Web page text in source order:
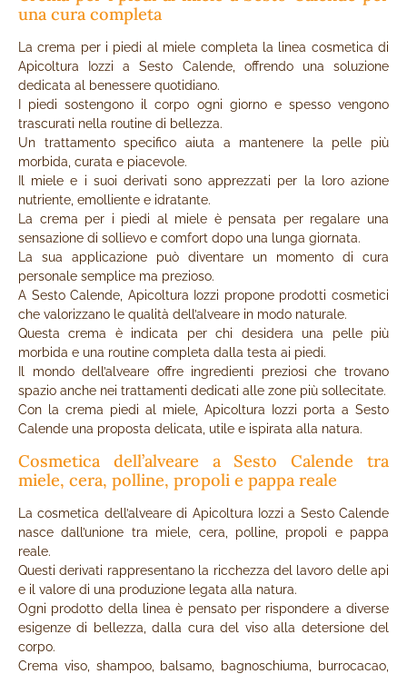
una cura completa
La crema per i piedi al miele completa la linea cosmetica di
Apicoltura Iozzi a Sesto Calende, offrendo una soluzione
dedicata al benessere quotidiano.
I piedi sostengono il corpo ogni giorno e spesso vengono
trascurati nella routine di bellezza.
Un trattamento specifico aiuta a mantenere la pelle più
morbida, curata e piacevole.
Il miele e i suoi derivati sono apprezzati per la loro azione
nutriente, emolliente e idratante.
La crema per i piedi al miele è pensata per regalare una
sensazione di sollievo e comfort dopo una lunga giornata.
La sua applicazione può diventare un momento di cura
personale semplice ma prezioso.
A Sesto Calende, Apicoltura Iozzi propone prodotti cosmetici
che valorizzano le qualità dell’alveare in modo naturale.
Questa crema è indicata per chi desidera una pelle più
morbida e una routine completa dalla testa ai piedi.
Il mondo dell’alveare offre ingredienti preziosi che trovano
spazio anche nei trattamenti dedicati alle zone più sollecitate.
Con la crema piedi al miele, Apicoltura Iozzi porta a Sesto
Calende una proposta delicata, utile e ispirata alla natura.
Cosmetica dell’alveare a Sesto Calende tra
miele, cera, polline, propoli e pappa reale
La cosmetica dell’alveare di Apicoltura Iozzi a Sesto Calende
nasce dall’unione tra miele, cera, polline, propoli e pappa
reale.
Questi derivati rappresentano la ricchezza del lavoro delle api
e il valore di una produzione legata alla natura.
Ogni prodotto della linea è pensato per rispondere a diverse
esigenze di bellezza, dalla cura del viso alla detersione del
corpo.
Crema viso, shampoo, balsamo, bagnoschiuma, burrocacao,